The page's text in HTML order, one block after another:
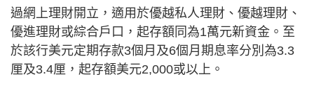
過網上理財開立，適用於優越私人理財、優越理財、
優進理財或綜合戶口，起存額同為1萬元新資金。至
於該行美元定期存款3個月及6個月期息率分別為3.3
厘及3.4厘，起存額美元2,000或以上。